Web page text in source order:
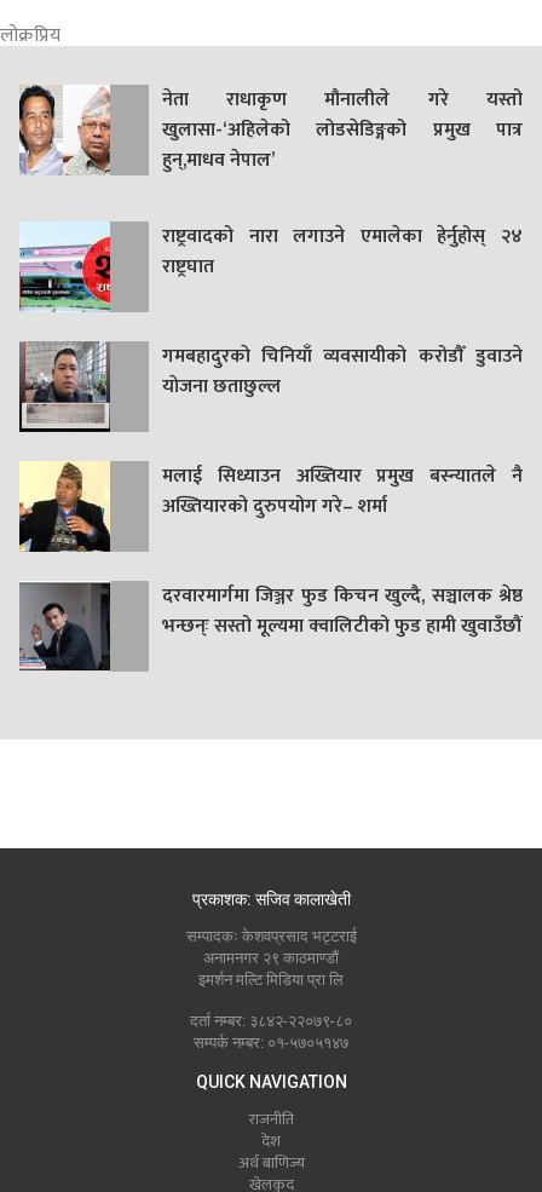
लोक्रप्रिय
नेता राधाकृण मौनालीले गरे यस्तो
खुलासा-‘अहिलेको लोडसेडिङ्गको प्रमुख पात्र
हुन्,माधव नेपाल’
राष्ट्रवादको नारा लगाउने एमालेका हेर्नुहोस् २४
राष्ट्रघात
गमबहादुरकाे चिनियाँ व्यवसायीको करोडौँ डुवाउने
याेजना छताछुल्ल
मलाई सिध्याउन अख्तियार प्रमुख बस्न्यातले नै
अख्तियारको दुरुपयोग गरे– शर्मा
दरवारमार्गमा जिञ्जर फुड किचन खुल्दै, सञ्चालक श्रेष्ठ
भन्छन्ः सस्तो मूल्यमा क्वालिटीको फुड हामी खुवाउँछौं
प्रकाशक: सजिव कालाखेती
सम्पादकः केशवप्रसाद भट्टराई
अनामनगर २९ काठमाण्डौं
इमर्शन मल्टि मिडिया प्रा लि
दर्ता नम्बर: ३८४२-२२०७९-८०
सम्पर्क नम्बर: ०१-५७०५१४७
QUICK NAVIGATION
राजनीति
देश
अर्थ बाणिज्य
खेलकुद